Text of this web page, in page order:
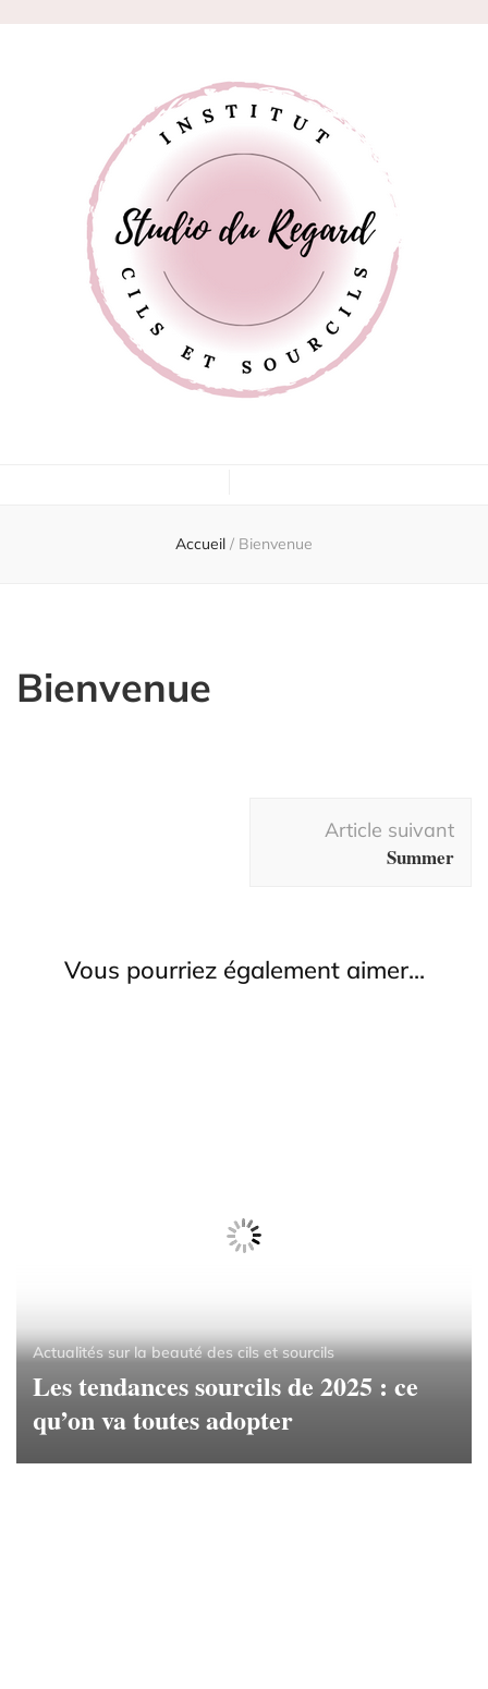
Regard
Accueil / Bienvenue
Bienvenue
Article suivant
Summer
Vous pourriez également aimer...
Actualités sur la beauté des cils et sourcils
Les tendances sourcils de 2025 : ce
qu’on va toutes adopter